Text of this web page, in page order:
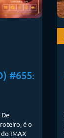
#655:
é o
IMAX